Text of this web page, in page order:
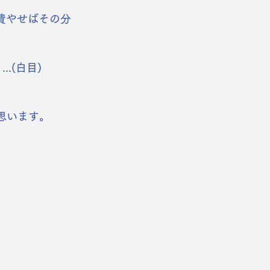
やせばその分
...(白目)
ます。